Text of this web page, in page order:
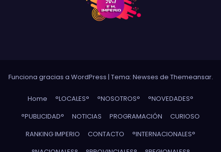
Funciona gracias a WordPress | Tema: Newses de Themeansar.
Home °LOCALES° °NOSOTROS°
°NOVEDADES°
°PUBLICIDAD°
NOTICIAS PROGRAMACIÓN
CURIOSO
RANKING IMPERIO
CONTACTO
°INTERNACIONALES°